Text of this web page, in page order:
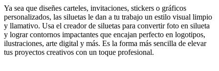
Ya sea que diseñes carteles, invitaciones, stickers o gráficos
personalizados, las siluetas le dan a tu trabajo un estilo visual limpio
y llamativo. Usa el creador de siluetas para convertir foto en silueta
y lograr contornos impactantes que encajan perfecto en logotipos,
ilustraciones, arte digital y más. Es la forma más sencilla de elevar
tus proyectos creativos con un toque profesional.